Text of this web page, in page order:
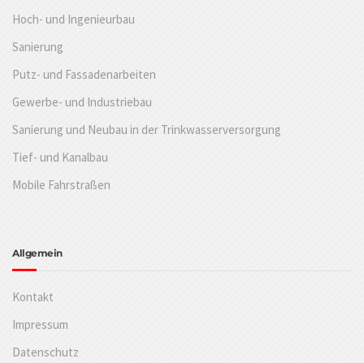
Hoch- und Ingenieurbau
Sanierung
Putz- und Fassadenarbeiten
Gewerbe- und Industriebau
Sanierung und Neubau in der Trinkwasserversorgung
Tief- und Kanalbau
Mobile Fahrstraßen
Allgemein
Kontakt
Impressum
Datenschutz